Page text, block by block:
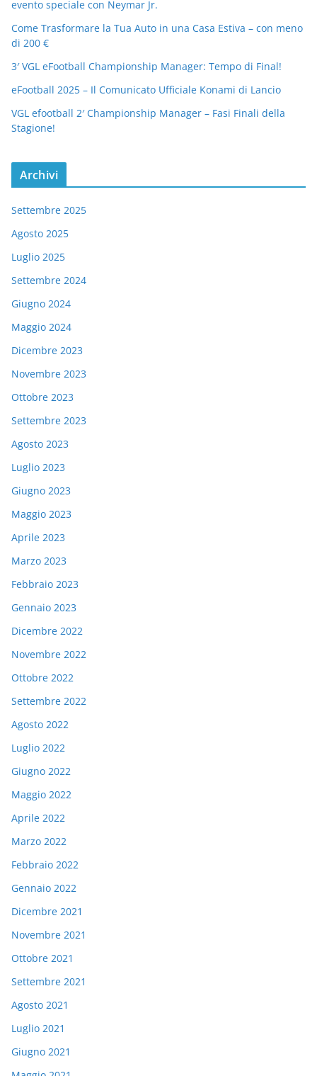
evento speciale con Neymar Jr.
Come Trasformare la Tua Auto in una Casa Estiva – con meno
di 200 €
3′ VGL eFootball Championship Manager: Tempo di Final!
eFootball 2025 – Il Comunicato Ufficiale Konami di Lancio
VGL efootball 2′ Championship Manager – Fasi Finali della
Stagione!
Archivi
Settembre 2025
Agosto 2025
Luglio 2025
Settembre 2024
Giugno 2024
Maggio 2024
Dicembre 2023
Novembre 2023
Ottobre 2023
Settembre 2023
Agosto 2023
Luglio 2023
Giugno 2023
Maggio 2023
Aprile 2023
Marzo 2023
Febbraio 2023
Gennaio 2023
Dicembre 2022
Novembre 2022
Ottobre 2022
Settembre 2022
Agosto 2022
Luglio 2022
Giugno 2022
Maggio 2022
Aprile 2022
Marzo 2022
Febbraio 2022
Gennaio 2022
Dicembre 2021
Novembre 2021
Ottobre 2021
Settembre 2021
Agosto 2021
Luglio 2021
Giugno 2021